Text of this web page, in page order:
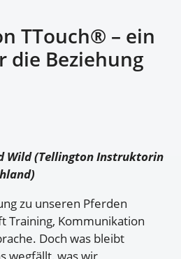
TTouch® – ein
die Beziehung
Wild (Tellington Instruktorin
zu unseren Pferden
Training, Kommunikation
Doch was bleibt
wegfällt, was wir